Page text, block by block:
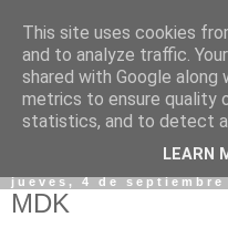
jueves, 4 de septiembre
MDK
This site uses cookies
and to analyze traffic.
shared with Google
metrics to ensure quality
statistics, and to detect
LEARN